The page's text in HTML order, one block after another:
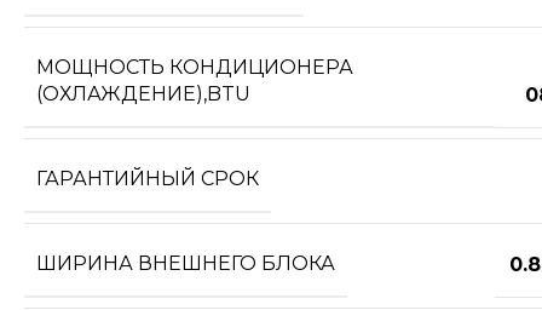
МОЩНОСТЬ КОНДИЦИОНЕРА
(ОХЛАЖДЕНИЕ),BTU
ГАРАНТИЙНЫЙ СРОК
ШИРИНА ВНЕШНЕГО БЛОКА